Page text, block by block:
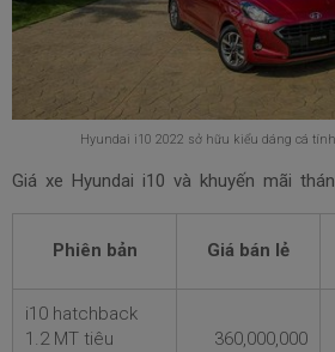
Hyundai i10 2022 sở hữu kiểu dáng cá
Giá xe Hyundai i10 và khuyến mãi
Phiên bản Giá bán lẻ
i10 hatchback
1.2 MT tiêu
360,000,000